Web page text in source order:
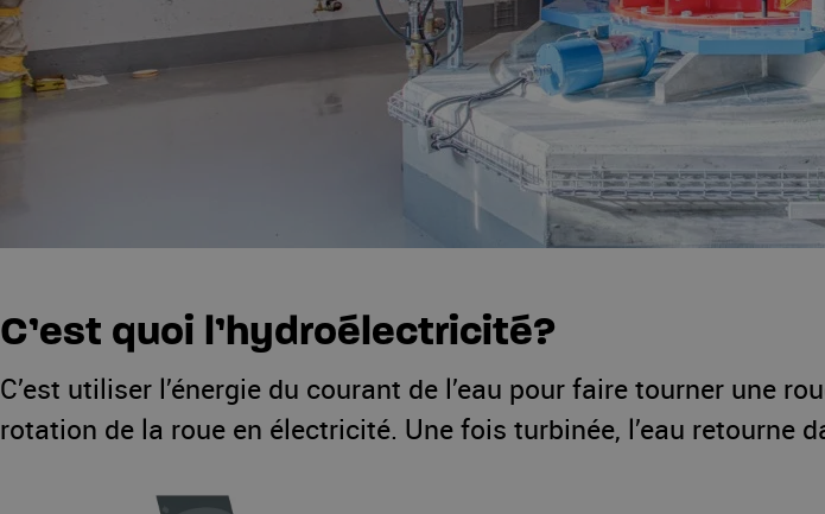
C’est quoi l’hydroélectricité?
C’est utiliser l’énergie du courant de l’eau pour faire tourner une
rotation de la roue en électricité. Une fois turbinée, l’eau retourne